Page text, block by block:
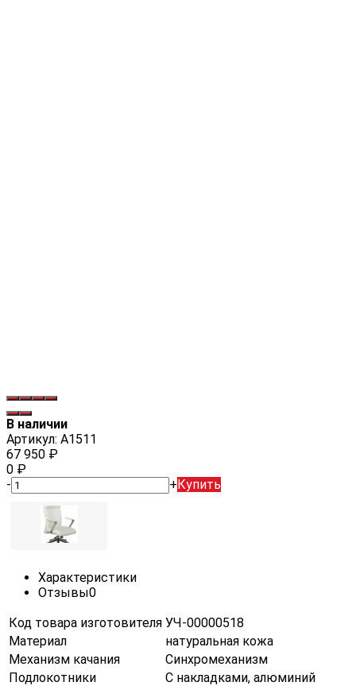
В наличии
Артикул: А1511
67 950 ₽
0 ₽
-
+Купить
Характеристики
Отзывы0
Код товара изготовителя УЧ-00000518
Материал
натуральная кожа
Механизм качания
Синхромеханизм
Подлокотники
С накладками, алюминий